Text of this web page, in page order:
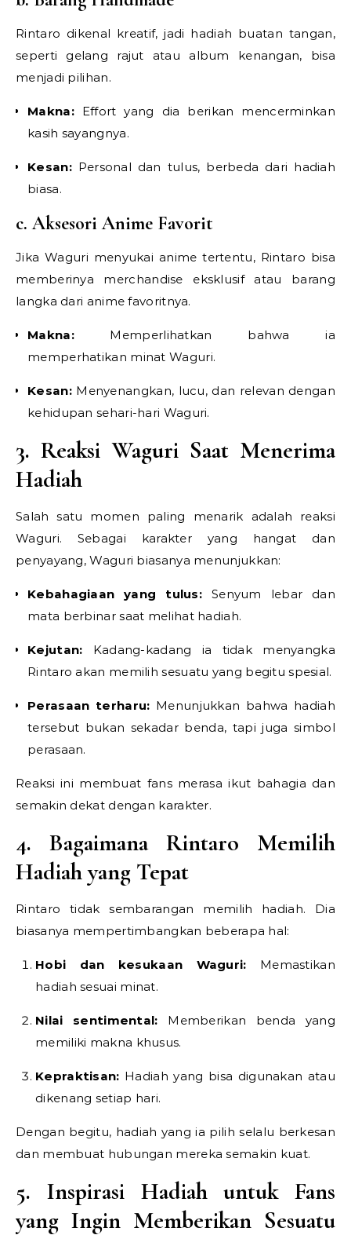
Rintaro dikenal kreatif, jadi hadiah buatan tangan,
seperti gelang rajut atau album kenangan, bisa
menjadi pilihan.
Makna:Effort yang dia berikan mencerminkan
kasih sayangnya.
Kesan:Personal dan tulus, berbeda dari hadiah
biasa.
c. Aksesori Anime Favorit
Jika Waguri menyukai anime tertentu, Rintaro bisa
memberinya merchandise eksklusif atau barang
langka dari anime favoritnya.
Makna:Memperlihatkan bahwa ia
memperhatikan minat Waguri.
Kesan:Menyenangkan, lucu, dan relevan dengan
kehidupan sehari-hari Waguri.
3. Reaksi Waguri Saat Menerima
Hadiah
Salah satu momen paling menarik adalah reaksi
Waguri. Sebagai karakter yang hangat dan
penyayang, Waguri biasanya menunjukkan:
Kebahagiaan yang tulus: Senyum lebar dan
mata berbinar saat melihat hadiah.
Kejutan: Kadang-kadang ia tidak menyangka
Rintaro akan memilih sesuatu yang begitu spesial.
Perasaan terharu: Menunjukkan bahwa hadiah
tersebut bukan sekadar benda, tapi juga simbol
perasaan.
Reaksi ini membuat fans merasa ikut bahagia dan
semakin dekat dengan karakter.
4. Bagaimana Rintaro Memilih
Hadiah yang Tepat
Rintaro tidak sembarangan memilih hadiah. Dia
biasanya mempertimbangkan beberapa hal:
Hobi dan kesukaan Waguri: Memastikan
hadiah sesuai minat.
Nilai sentimental: Memberikan benda yang
memiliki makna khusus.
Kepraktisan: Hadiah yang bisa digunakan atau
dikenang setiap hari.
Dengan begitu, hadiah yang ia pilih selalu berkesan
dan membuat hubungan mereka semakin kuat.
5. Inspirasi Hadiah untuk Fans
yang Ingin Memberikan Sesuatu